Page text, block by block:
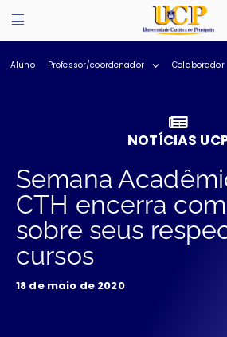
Aluno Professor/coordenador Colaborador
NOTÍCIAS
Semana
CTH encerra
sobre seus
cursos
18 de maio de 2020